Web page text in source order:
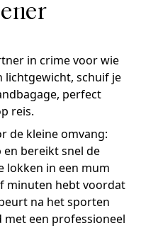
in crime voor wie
lichtgewicht, schuif je
perfect
reis.
de kleine omvang:
bereikt snel de
lokken in een mum
minuten hebt voordat
na het sporten
een professioneel